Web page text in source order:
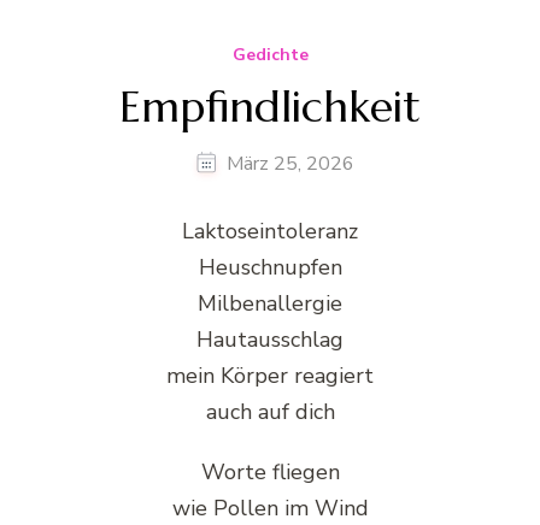
Gedichte
Empfindlichkeit
März 25, 2026
Laktoseintoleranz
Heuschnupfen
Milbenallergie
Hautausschlag
mein Körper reagiert
auch auf dich
Worte fliegen
wie Pollen im Wind